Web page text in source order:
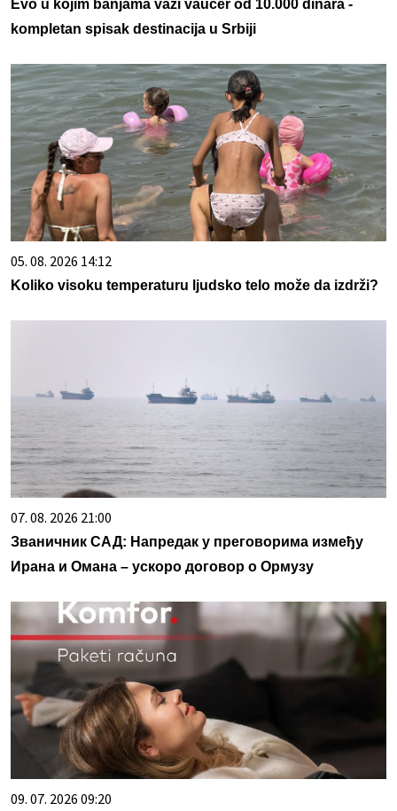
Evo u kojim banjama važi vaučer od 10.000 dinara -
kompletan spisak destinacija u Srbiji
05. 08. 2026 14:12
Koliko visoku temperaturu ljudsko telo može da izdrži?
07. 08. 2026 21:00
Званичник САД: Напредак у преговорима између
Ирана и Омана – ускоро договор о Ормузу
09. 07. 2026 09:20